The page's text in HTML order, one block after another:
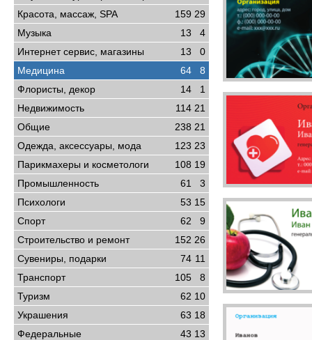
Красота, массаж, SPA
159 29
Музыка
13
4
Интернет сервис, магазины
13
0
Медицина
64
8
Флористы, декор
14
1
Недвижимость
114 21
Общие
238 21
Одежда, аксессуары, мода
123 23
Парикмахеры и косметологи
108 19
Промышленность
61
3
Психологи
53 15
Спорт
62
9
Строительство и ремонт
152 26
Сувениры, подарки
74 11
Транспорт
105
8
Туризм
62 10
Украшения
63 18
Федеральные
43 13